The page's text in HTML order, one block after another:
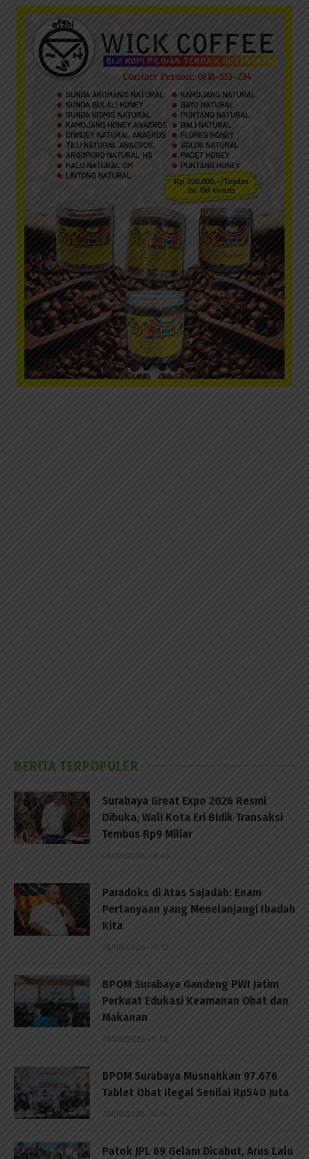
BERITA TERPOPULER
Surabaya Great Expo 2026 Resmi
Dibuka, Wali Kota Eri Bidik Transaksi
Tembus Rp9 Miliar
06/08/2026 - 18:45
Paradoks di Atas Sajadah: Enam
Pertanyaan yang Menelanjangi Ibadah
Kita
06/08/2026 - 18:12
BPOM Surabaya Gandeng PWI Jatim
Perkuat Edukasi Keamanan Obat dan
Makanan
06/08/2026 - 17:52
BPOM Surabaya Musnahkan 97.676
Tablet Obat Ilegal Senilai Rp540 Juta
06/08/2026 - 14:14
Patok JPL 69 Gelam Dicabut, Arus Lalu